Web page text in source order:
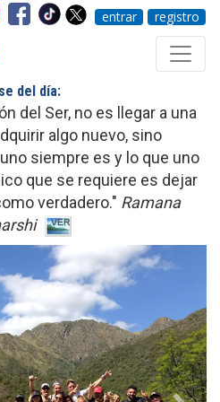
entrar registro
del día:
del Ser, no es llegar a una
algo nuevo, sino
siempre es y lo que uno
que se requiere es dejar
verdadero." Ramana